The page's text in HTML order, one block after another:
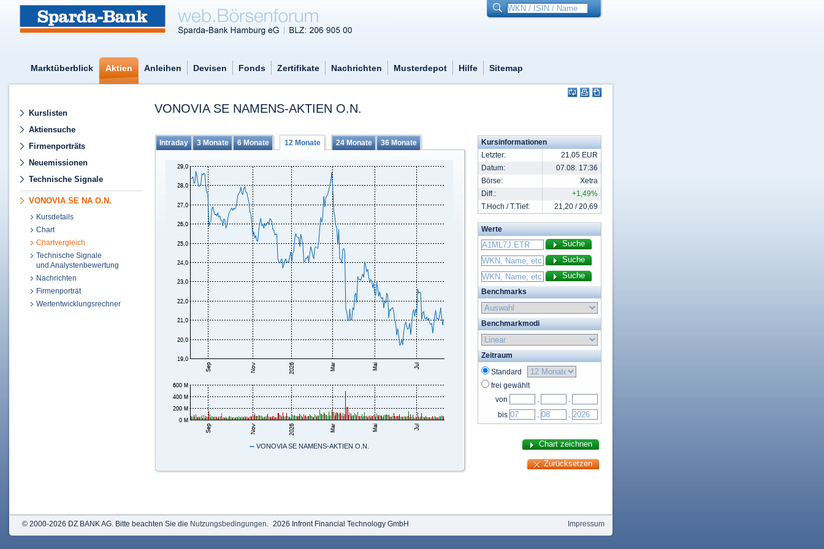
Marktüberblick Aktien Anleihen Devisen Fonds Zertifikate Nachrichten Musterdepot Hilfe Sitemap
Kurslisten
Aktiensuche
Firmenporträts
Neuemissionen
Technische Signale
VONOVIA SE NA O.N.
Kursdetails
Chart
Chartvergleich
Technische Signale
und Analystenbewertung
Nachrichten
Firmenporträt
Wertentwicklungsrechner
VONOVIA SE NAMENS-AKTIEN O.N.
Intraday 3 Monate 6 Monate 12 Monate 24 Monate 36 Monate
–VONOVIA SE NAMENS-AKTIEN O.N.
Kursinformationen
Letzter:
21,05 EUR
Datum:
07.08. 17:36
Börse:
Xetra
Diff.:
+1,49%
T.Hoch / T.Tief:
21,20 / 20,69
Werte
Benchmarks
Benchmarkmodi
Zeitraum
Standard
frei gewählt
von
.
.
bis
. .
© 2000-2026 DZ BANK AG. Bitte beachten Sie die Nutzungsbedingungen. 2026 Infront Financial Technology GmbH Impressum